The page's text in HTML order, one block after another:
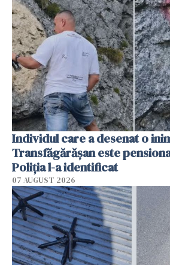
Individul care a desenat o
Transfăgărășan este
Poliția l-a identificat
07 AUGUST 2026